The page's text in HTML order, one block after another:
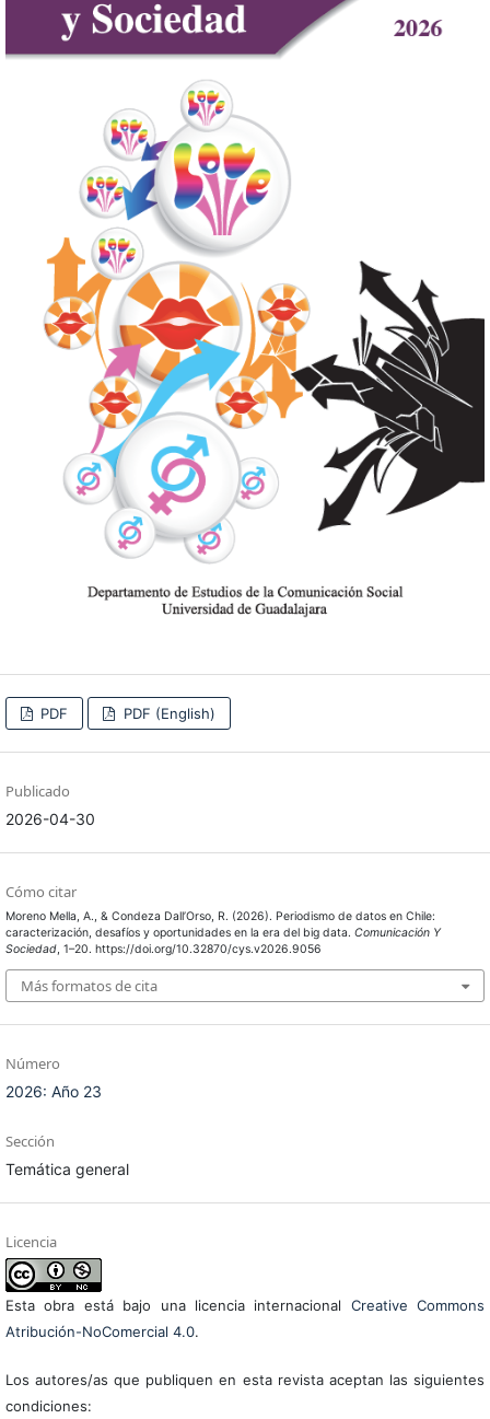
PDF PDF (English)
Publicado
2026-04-30
Cómo citar
Moreno Mella, A., & Condeza Dall’Orso, R. (2026). Periodismo de datos en Chile:
caracterización, desafíos y oportunidades en la era del big data. Comunicación Y
Sociedad, 1–20. https://doi.org/10.32870/cys.v2026.9056
Más formatos de cita
Número
2026: Año 23
Sección
Temática general
Licencia
Esta obra está bajo una licencia internacional Creative Commons
Atribución-NoComercial 4.0.
Los autores/as que publiquen en esta revista aceptan las siguientes
condiciones: